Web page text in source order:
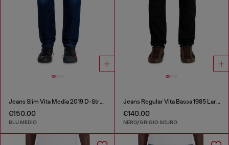
Jeans Slim Vita Media 2019 D-Strukt
€150.00
BLU MEDIO
Jeans Regular Vita Bassa 1985 Larkee
€140.00
NERO/GRIGIO SCURO